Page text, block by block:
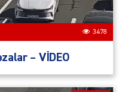
3478
– VİDEO